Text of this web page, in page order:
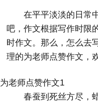
在平平淡淡的日常
吧，作文根据写作时限
时作文。那么，怎么去
理的为老师点赞作文，
为老师点赞作文1
春蚕到死丝方尽，